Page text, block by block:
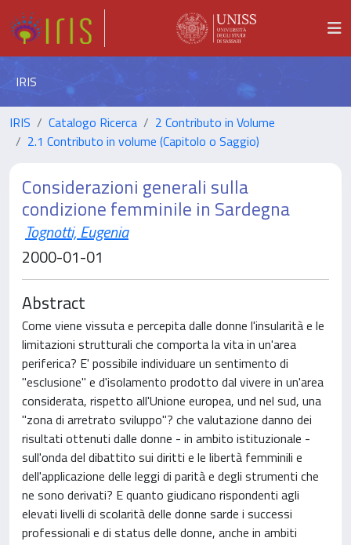
IRIS
IRIS Catalogo Ricerca
2 Contributo in Volume
2.1 Contributo in volume (Capitolo o Saggio)
Considerazioni generali sulla
condizione femminile in Sardegna
Tognotti, Eugenia
2000-01-01
Abstract
Come viene vissuta e percepita dalle donne l'insularità e le
limitazioni strutturali che comporta la vita in un'area
periferica? E' possibile individuare un sentimento di
"esclusione" e d'isolamento prodotto dal vivere in un'area
considerata, rispetto all'Unione europea, und nel sud, una
"zona di arretrato sviluppo"? che valutazione danno dei
risultati ottenuti dalle donne - in ambito istituzionale -
sull'onda del dibattito sui diritti e le libertà femminili e
dell'applicazione delle leggi di parità e degli strumenti che
ne sono derivati? E quanto giudicano rispondenti agli
elevati livelli di scolarità delle donne sarde i successi
professionali e di status delle donne, anche in ambiti